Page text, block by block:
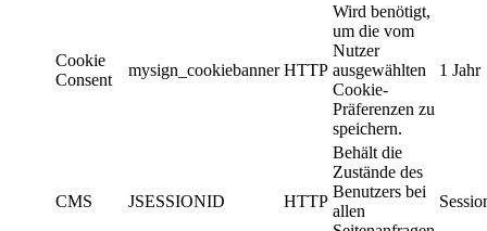
Cookie
Consent
mysign_cookiebanner HTTP
Wird benötigt,
um die vom
Nutzer
ausgewählten
Cookie-
Präferenzen zu
speichern.
1 Jahr
CMS JSESSIONID HTTP
Behält die
Zustände des
Benutzers bei
allen